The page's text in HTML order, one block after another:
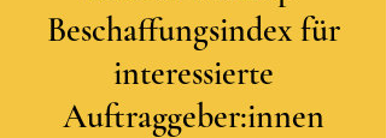
Beschaffungsindex für
interessierte
Auftraggeber:innen